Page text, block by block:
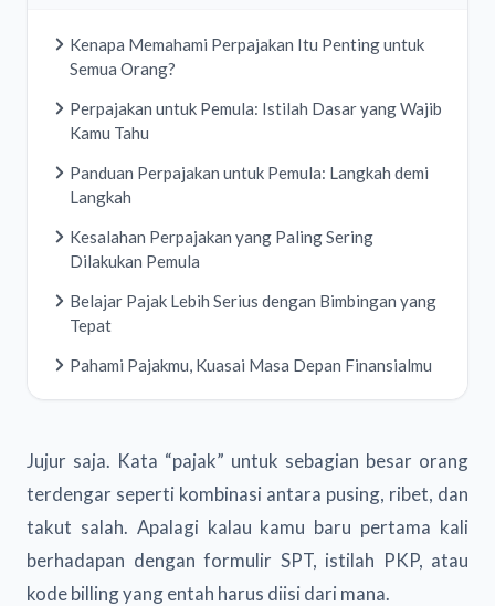
Kenapa Memahami Perpajakan Itu Penting untuk
Semua Orang?
Perpajakan untuk Pemula: Istilah Dasar yang Wajib
Kamu Tahu
Panduan Perpajakan untuk Pemula: Langkah demi
Langkah
Kesalahan Perpajakan yang Paling Sering
Dilakukan Pemula
Belajar Pajak Lebih Serius dengan Bimbingan yang
Tepat
Pahami Pajakmu, Kuasai Masa Depan Finansialmu
Jujur saja. Kata “pajak” untuk sebagian besar orang
terdengar seperti kombinasi antara pusing, ribet, dan
takut salah. Apalagi kalau kamu baru pertama kali
berhadapan dengan formulir SPT, istilah PKP, atau
kode billing yang entah harus diisi dari mana.